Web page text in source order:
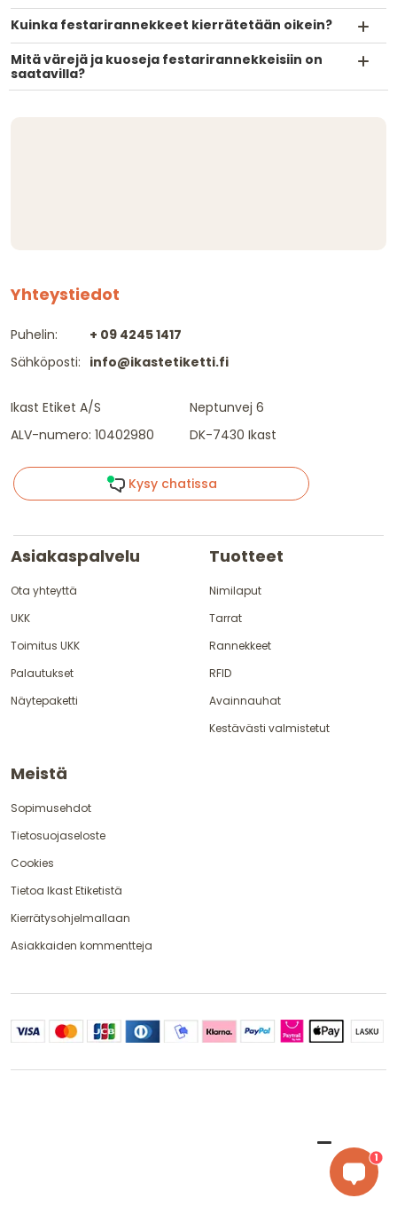
Kuinka festarirannekkeet kierrätetään oikein?
Mitä värejä ja kuoseja festarirannekkeisiin on
saatavilla?
Yhteystiedot
Puhelin:
Sähköposti:
+ 09 4245 1417
info@ikastetiketti.fi
Ikast Etiket A/S
ALV-numero: 10402980
Neptunvej 6
DK-7430 Ikast
Kysy chatissa
Asiakaspalvelu
Ota yhteyttä
UKK
Toimitus UKK
Palautukset
Näytepaketti
Tuotteet
Nimilaput
Tarrat
Rannekkeet
RFID
Avainnauhat
Kestävästi valmistetut
Meistä
Sopimusehdot
Tietosuojaseloste
Cookies
Tietoa Ikast Etiketistä
Kierrätysohjelmallaan
Asiakkaiden kommentteja
1